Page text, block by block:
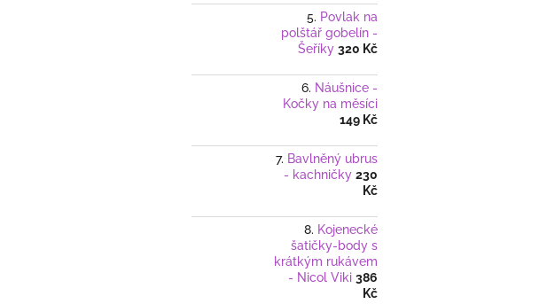
Povlak na
polštář gobelín -
Šeříky 320 Kč
Náušnice -
Kočky na měsíci
149 Kč
Bavlněný ubrus
- kachničky 230
Kč
Kojenecké
šatičky-body s
krátkým rukávem
- Nicol Viki 386
Kč